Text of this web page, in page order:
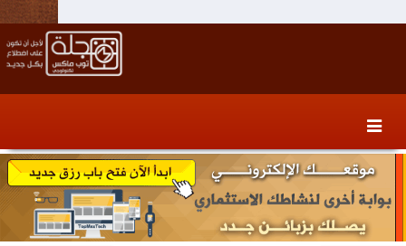
content
secondary
content